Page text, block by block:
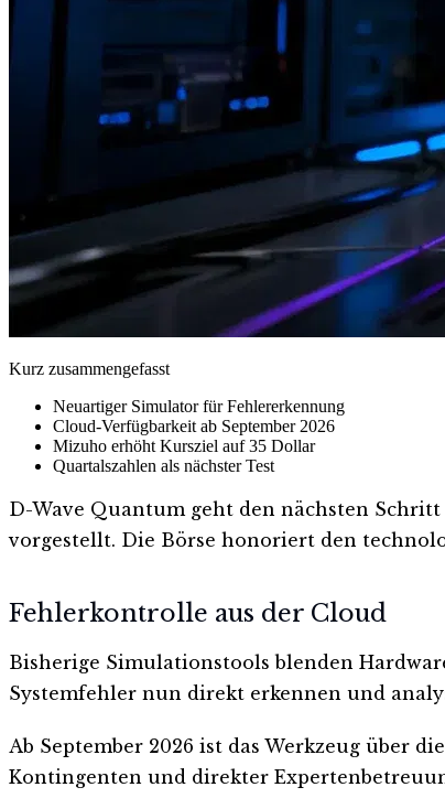
Kurz zusammengefasst
Neuartiger Simulator für Fehlererkennung
Cloud-Verfügbarkeit ab September 2026
Mizuho erhöht Kursziel auf 35 Dollar
Quartalszahlen als nächster Test
D-Wave Quantum geht den nächsten
vorgestellt. Die Börse honoriert den
Fehlerkontrolle aus der Cloud
Bisherige Simulationstools blenden
Systemfehler nun direkt erkennen und
Ab September 2026 ist das Werkzeug über
Kontingenten und direkter